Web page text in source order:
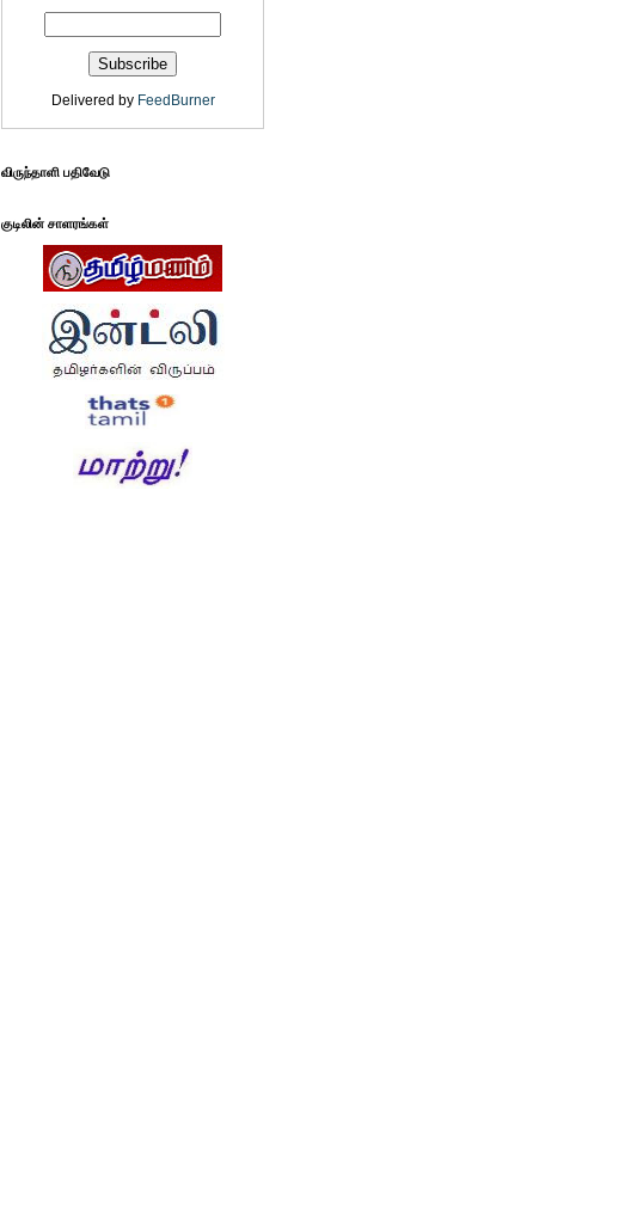
Delivered by FeedBurner
விருந்தாளி பதிவேடு
குடிலின் சாளரங்கள்